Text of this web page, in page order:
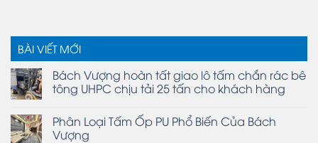
BÀI VIẾT MỚI
Bách Vượng hoàn tất giao lô tấm chắn rác bê
tông UHPC chịu tải 25 tấn cho khách hàng
Phân Loại Tấm Ốp PU Phổ Biến Của Bách
Vượng